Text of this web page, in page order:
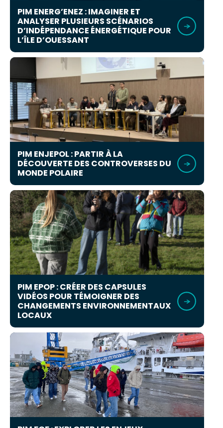
PIM ENERG’ENEZ : IMAGINER ET
ANALYSER PLUSIEURS SCÉNARIOS
D’INDÉPENDANCE ÉNERGÉTIQUE POUR
L’ÎLE D’OUESSANT
PIM ENJEPOL : PARTIR À LA
DÉCOUVERTE DES CONTROVERSES DU
MONDE POLAIRE
PIM EPOP : CRÉER DES CAPSULES
VIDÉOS POUR TÉMOIGNER DES
CHANGEMENTS ENVIRONNEMENTAUX
LOCAUX